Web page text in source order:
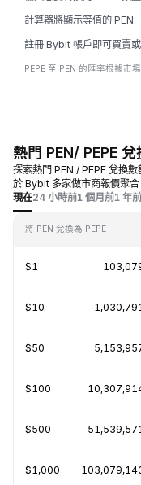
計算器將顯示等值的 PEN
註冊 Bybit 帳戶即可買賣
PEPE 至 PEN 的匯率根據市
熱門 PEN/ PEPE 兌
探索熱門 PEN / PEPE 兌換
於 Bybit 多家做市商報價聚合
現在24 小時前1 個月前1 年前
將 PEN 兌換為 PEPE
$1
$10
$50
$100
$500
$1,000